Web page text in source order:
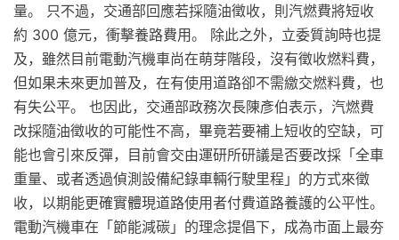
量。 只不過，交通部回應若採隨油徵收，則汽燃費將短收
約 300 億元，衝擊養路費用。 除此之外，立委質詢時也提
及，雖然目前電動汽機車尚在萌芽階段，沒有徵收燃料費，
但如果未來更加普及，在有使用道路卻不需繳交燃料費，也
有失公平。 也因此，交通部政務次長陳彥伯表示，汽燃費
改採隨油徵收的可能性不高，畢竟若要補上短收的空缺，可
能也會引來反彈，目前會交由運研所研議是否要改採「全車
重量、或者透過偵測設備紀錄車輛行駛里程」的方式來徵
收，以期能更確實體現道路使用者付費道路養護的公平性。
電動汽機車在「節能減碳」的理念提倡下，成為市面上最夯